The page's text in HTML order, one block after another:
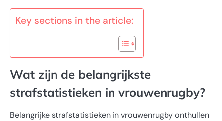
Key sections in the article:
Wat zijn de belangrijkste
strafstatistieken in vrouwenrugby?
Belangrijke strafstatistieken in vrouwenrugby onthullen